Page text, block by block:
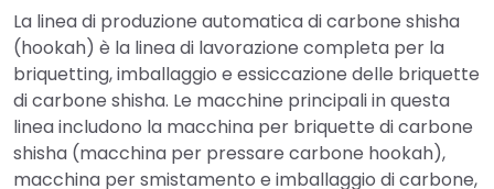
La linea di produzione automatica di carbone shisha
(hookah) è la linea di lavorazione completa per la
briquetting, imballaggio e essiccazione delle briquette
di carbone shisha. Le macchine principali in questa
linea includono la macchina per briquette di carbone
shisha (macchina per pressare carbone hookah),
macchina per smistamento e imballaggio di carbone,